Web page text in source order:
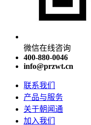
微信在线咨询
400-880-0046
info@przwt.cn
联系我们
产品与服务
关于朝闻通
加入我们